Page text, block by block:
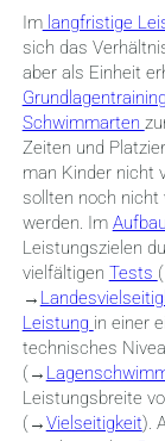
Imlangfristige
sich das
aber als Einheit
Schwimmarten
Zeiten und
man Kinder nicht
sollten noch nicht
werden. Im
Leistungszielen
vielfältigen Tests
→
Leistung in einer
technisches
(→
Leistungsbreite
(→Vielseitigkeit).